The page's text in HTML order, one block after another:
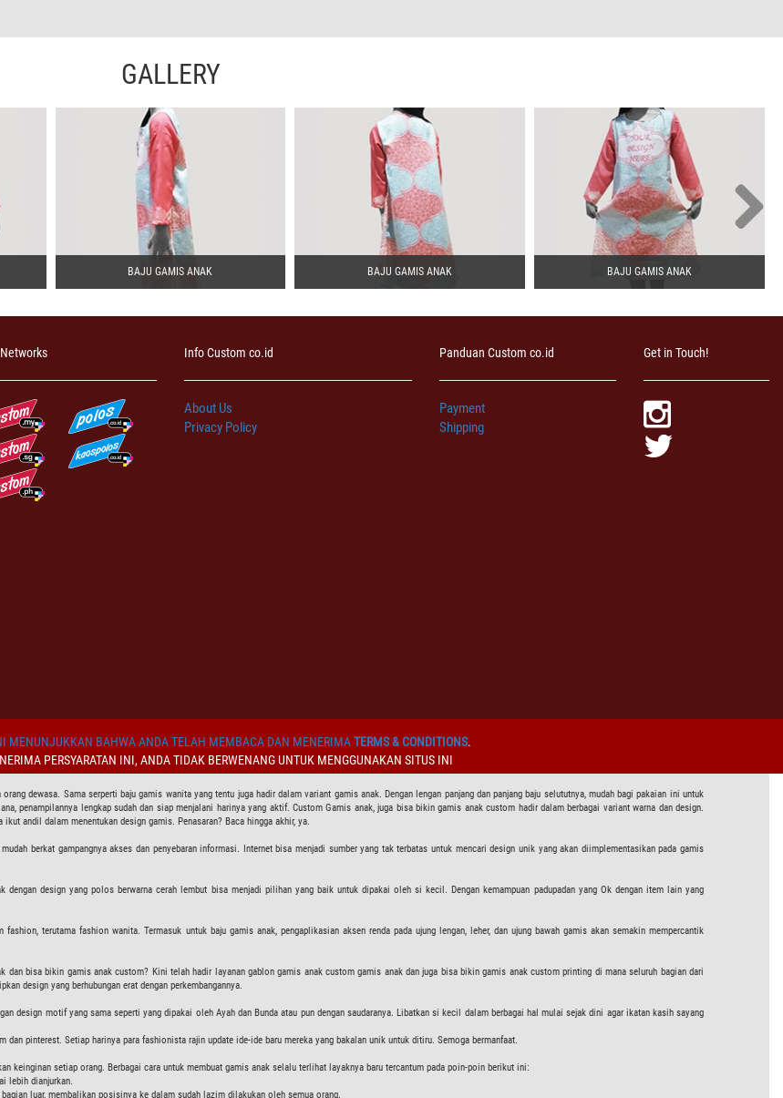
GALLERY
BAJU GAMIS ANAK BAJU GAMIS ANAK BAJU GAMIS ANAK
Info Custom co.id
About Us
Privacy Policy
Panduan Custom co.id
Payment
Shipping
Get in Touch!
MENUNJUKKAN BAHWA ANDA TELAH MEMBACA DAN MENERIMATERMS & CONDITIONS.
PERSYARATAN INI, ANDA TIDAK BERWENANG UNTUK MENGGUNAKAN SITUS INI
dewasa. Sama serperti baju gamis wanita yang tentu juga hadir dalam variant gamis anak. Dengan lengan panjang dan panjang baju selututnya, mudah bagi pakaian ini untuk
penampilannya lengkap sudah dan siap menjalani harinya yang aktif. Custom Gamis anak, juga bisa bikin gamis anak custom hadir dalam berbagai variant warna dan design.
andil dalam menentukan design gamis. Penasaran? Baca hingga akhir, ya.
berkat gampangnya akses dan penyebaran informasi. Internet bisa menjadi sumber yang tak terbatas untuk mencari design unik yang akan diimplementasikan pada gamis
design yang polos berwarna cerah lembut bisa menjadi pilihan yang baik untuk dipakai oleh si kecil. Dengan kemampuan padupadan yang Ok dengan item lain yang
terutama fashion wanita. Termasuk untuk baju gamis anak, pengaplikasian aksen renda pada ujung lengan, leher, dan ujung bawah gamis akan semakin mempercantik
dan bisa bikin gamis anak custom? Kini telah hadir layanan gablon gamis anak custom gamis anak dan juga bisa bikin gamis anak custom printing di mana seluruh bagian dari
design yang berhubungan erat dengan perkembangannya.
design motif yang sama seperti yang dipakai oleh Ayah dan Bunda atau pun dengan saudaranya. Libatkan si kecil dalam berbagai hal mulai sejak dini agar ikatan kasih sayang
pinterest. Setiap harinya para fashionista rajin update ide-ide baru mereka yang bakalan unik untuk ditiru. Semoga bermanfaat.
keinginan setiap orang. Berbagai cara untuk membuat gamis anak selalu terlihat layaknya baru tercantum pada poin-poin berikut ini:
lebih dianjurkan.
luar, membalikan posisinya ke dalam sudah lazim dilakukan oleh semua orang.